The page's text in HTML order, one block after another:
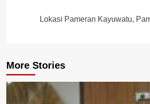
Lokasi Pameran Kayuwatu,
More Stories